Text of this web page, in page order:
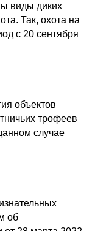
виды диких
Так, охота на
с 20 сентября
объектов
трофеев
случае
об